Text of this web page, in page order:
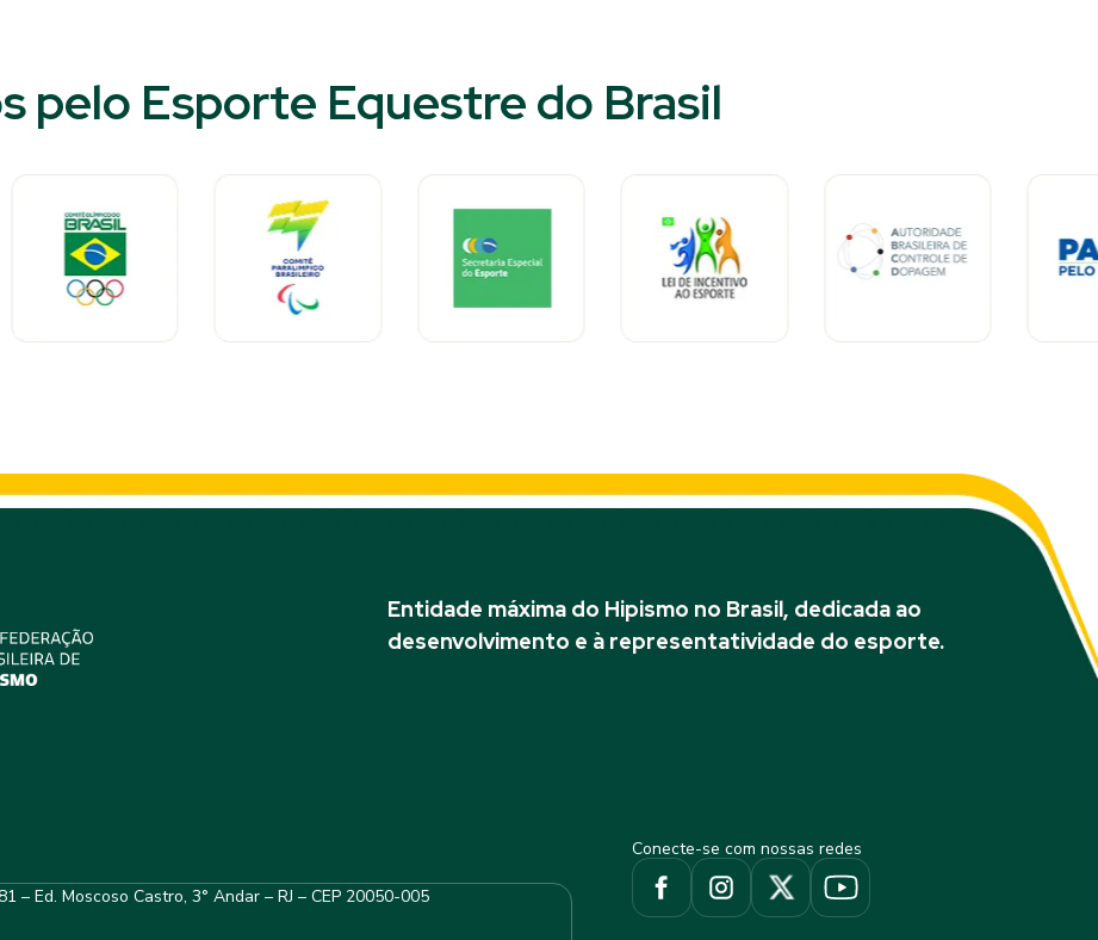
pelo Esporte Equestre do Brasil​
Entidade máxima do Hipismo no Brasil, dedicada ao
desenvolvimento e à representatividade do esporte.
– Ed. Moscoso Castro, 3° Andar – RJ – CEP 20050-005
Conecte-se com nossas redes